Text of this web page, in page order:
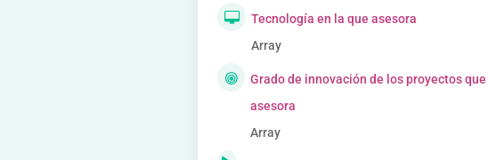
Tecnología en la que asesora
Array
Grado de innovación de los proyectos que
asesora
Array